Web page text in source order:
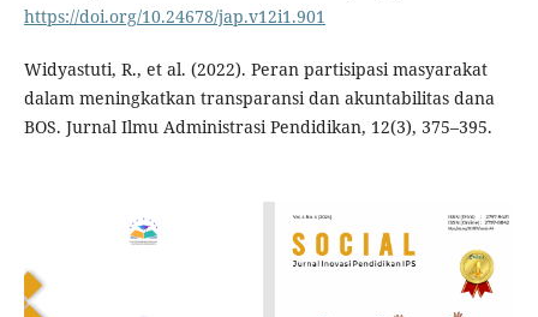
https://doi.org/10.24678/jap.v12i1.901
Widyastuti, R., et al. (2022). Peran partisipasi masyarakat
dalam meningkatkan transparansi dan akuntabilitas dana
BOS. Jurnal Ilmu Administrasi Pendidikan, 12(3), 375–395.